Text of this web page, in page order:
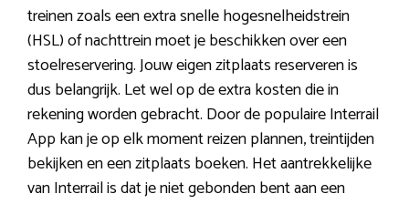
treinen zoals een extra snelle hogesnelheidstrein
(HSL) of nachttrein moet je beschikken over een
stoelreservering. Jouw eigen zitplaats reserveren is
dus belangrijk. Let wel op de extra kosten die in
rekening worden gebracht. Door de populaire Interrail
App kan je op elk moment reizen plannen, treintijden
bekijken en een zitplaats boeken. Het aantrekkelijke
van Interrail is dat je niet gebonden bent aan een